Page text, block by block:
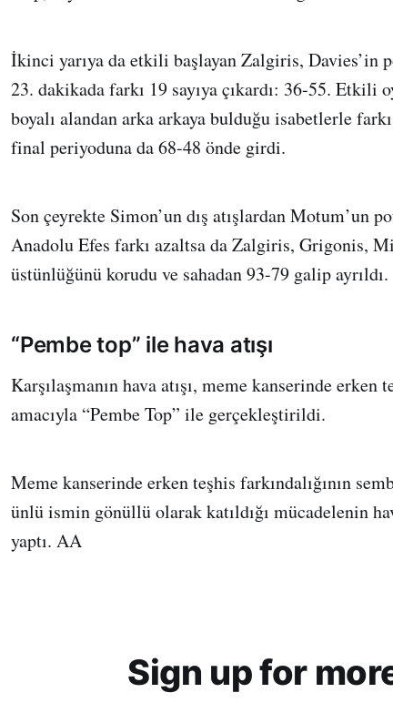
İkinci yarıya da etkili başlayan Zalgiris, Davies’in
23. dakikada farkı 19 sayıya çıkardı: 36-55. Etkili
boyalı alandan arka arkaya bulduğu isabetlerle
final periyoduna da 68-48 önde girdi.
Son çeyrekte Simon’un dış atışlardan Motum’un
Anadolu Efes farkı azaltsa da Zalgiris, Grigonis,
üstünlüğünü korudu ve sahadan 93-79 galip ayrıldı.
“Pembe top” ile hava atışı
Karşılaşmanın hava atışı, meme kanserinde
amacıyla “Pembe Top” ile gerçekleştirildi.
Meme kanserinde erken teşhis farkındalığının
ünlü ismin gönüllü olarak katıldığı mücadelenin
yaptı. AA
Sign up for